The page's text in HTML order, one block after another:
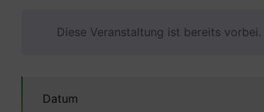
Diese Veranstaltung ist bereits vorbei.
Datum